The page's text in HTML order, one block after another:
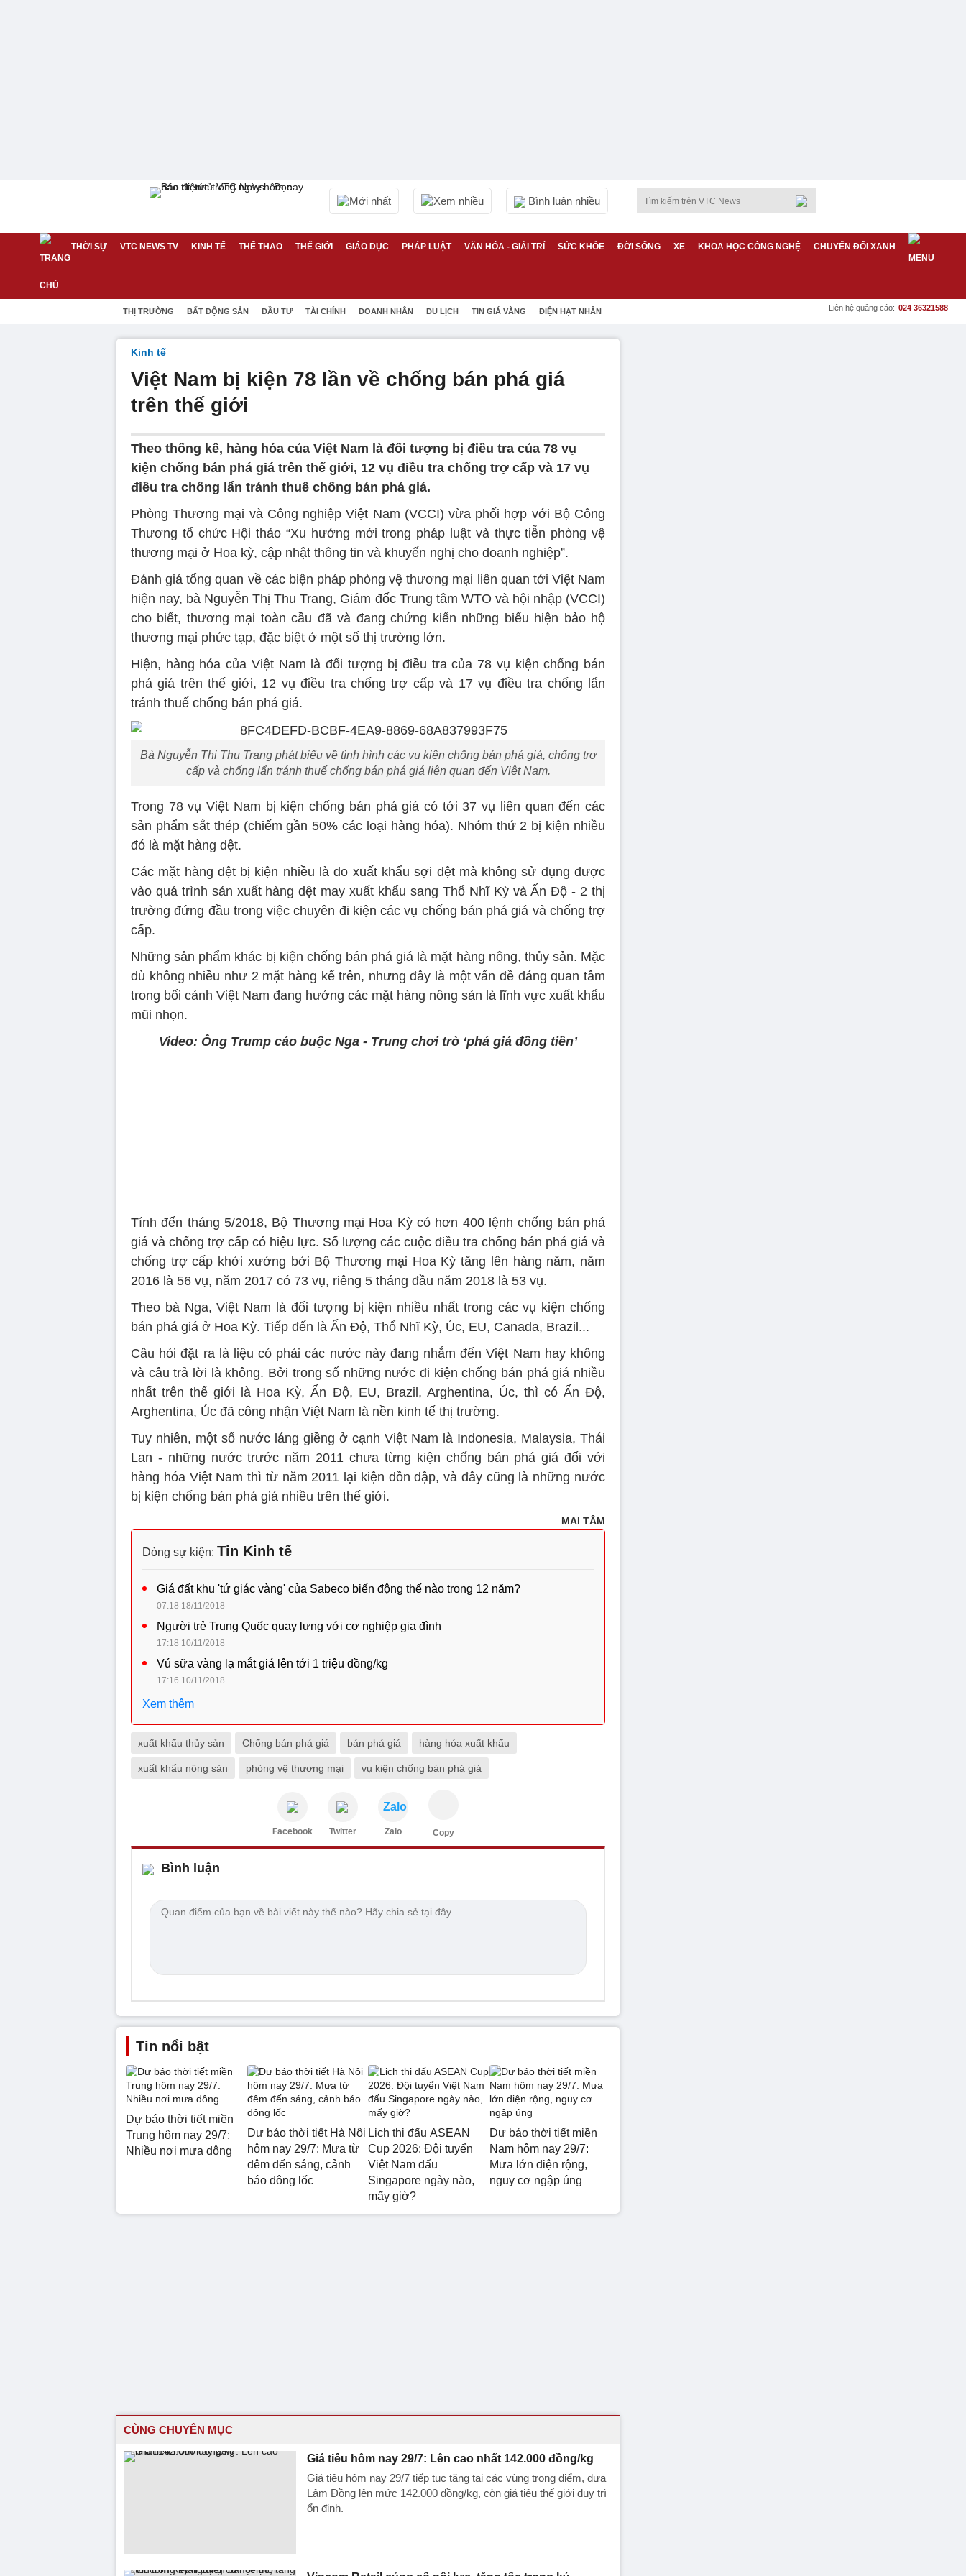
Mới nhất Xem nhiều Bình luận nhiều
THỜI SỰ VTC NEWS TV KINH TẾ THỂ THAO THẾ GIỚI GIÁO DỤC PHÁP LUẬT VĂN HÓA - GIẢI TRÍ SỨC KHỎE ĐỜI SỐNG XE KHOA HỌC CÔNG NGHỆ CHUYỂN ĐỔI XANH
THỊ TRƯỜNG BẤT ĐỘNG SẢN ĐẦU TƯ TÀI CHÍNH DOANH NHÂN DU LỊCH TIN GIÁ VÀNG ĐIỆN HẠT NHÂN Liên hệ quảng cáo: 024 36321588
Kinh tế
Việt Nam bị kiện 78 lần về chống bán phá giá
trên thế giới
Theo thống kê, hàng hóa của Việt Nam là đối tượng bị điều tra của 78 vụ
kiện chống bán phá giá trên thế giới, 12 vụ điều tra chống trợ cấp và 17 vụ
điều tra chống lẩn tránh thuế chống bán phá giá.
Phòng Thương mại và Công nghiệp Việt Nam (VCCI) vừa phối hợp với Bộ Công
Thương tổ chức Hội thảo “Xu hướng mới trong pháp luật và thực tiễn phòng vệ
thương mại ở Hoa kỳ, cập nhật thông tin và khuyến nghị cho doanh nghiệp”.
Đánh giá tổng quan về các biện pháp phòng vệ thương mại liên quan tới Việt Nam
hiện nay, bà Nguyễn Thị Thu Trang, Giám đốc Trung tâm WTO và hội nhập (VCCI)
cho biết, thương mại toàn cầu đã và đang chứng kiến những biểu hiện bảo hộ
thương mại phức tạp, đặc biệt ở một số thị trường lớn.
Hiện, hàng hóa của Việt Nam là đối tượng bị điều tra của 78 vụ kiện chống bán
phá giá trên thế giới, 12 vụ điều tra chống trợ cấp và 17 vụ điều tra chống lẩn
tránh thuế chống bán phá giá.
Bà Nguyễn Thị Thu Trang phát biểu về tình hình các vụ kiện chống bán phá giá, chống trợ
cấp và chống lẩn tránh thuế chống bán phá giá liên quan đến Việt Nam.
Trong 78 vụ Việt Nam bị kiện chống bán phá giá có tới 37 vụ liên quan đến các
sản phẩm sắt thép (chiếm gần 50% các loại hàng hóa). Nhóm thứ 2 bị kiện nhiều
đó là mặt hàng dệt.
Các mặt hàng dệt bị kiện nhiều là do xuất khẩu sợi dệt mà không sử dụng được
vào quá trình sản xuất hàng dệt may xuất khẩu sang Thổ Nhĩ Kỳ và Ấn Độ - 2 thị
trường đứng đầu trong việc chuyên đi kiện các vụ chống bán phá giá và chống trợ
cấp.
Những sản phẩm khác bị kiện chống bán phá giá là mặt hàng nông, thủy sản. Mặc
dù không nhiều như 2 mặt hàng kể trên, nhưng đây là một vấn đề đáng quan tâm
trong bối cảnh Việt Nam đang hướng các mặt hàng nông sản là lĩnh vực xuất khẩu
mũi nhọn.
Video: Ông Trump cáo buộc Nga - Trung chơi trò ‘phá giá đồng tiền’
Tính đến tháng 5/2018, Bộ Thương mại Hoa Kỳ có hơn 400 lệnh chống bán phá
giá và chống trợ cấp có hiệu lực. Số lượng các cuộc điều tra chống bán phá giá và
chống trợ cấp khởi xướng bởi Bộ Thương mại Hoa Kỳ tăng lên hàng năm, năm
2016 là 56 vụ, năm 2017 có 73 vụ, riêng 5 tháng đầu năm 2018 là 53 vụ.
Theo bà Nga, Việt Nam là đối tượng bị kiện nhiều nhất trong các vụ kiện chống
bán phá giá ở Hoa Kỳ. Tiếp đến là Ấn Độ, Thổ Nhĩ Kỳ, Úc, EU, Canada, Brazil...
Câu hỏi đặt ra là liệu có phải các nước này đang nhắm đến Việt Nam hay không
và câu trả lời là không. Bởi trong số những nước đi kiện chống bán phá giá nhiều
nhất trên thế giới là Hoa Kỳ, Ấn Độ, EU, Brazil, Arghentina, Úc, thì có Ấn Độ,
Arghentina, Úc đã công nhận Việt Nam là nền kinh tế thị trường.
Tuy nhiên, một số nước láng giềng ở cạnh Việt Nam là Indonesia, Malaysia, Thái
Lan - những nước trước năm 2011 chưa từng kiện chống bán phá giá đối với
hàng hóa Việt Nam thì từ năm 2011 lại kiện dồn dập, và đây cũng là những nước
bị kiện chống bán phá giá nhiều trên thế giới.
MAI TÂM
Dòng sự kiện: Tin Kinh tế
Giá đất khu 'tứ giác vàng' của Sabeco biến động thế nào trong 12 năm?
07:18 18/11/2018
Người trẻ Trung Quốc quay lưng với cơ nghiệp gia đình
17:18 10/11/2018
Vú sữa vàng lạ mắt giá lên tới 1 triệu đồng/kg
17:16 10/11/2018
Xem thêm
xuất khẩu thủy sản Chống bán phá giá bán phá giá hàng hóa xuất khẩu
xuất khẩu nông sản phòng vệ thương mại vụ kiện chống bán phá giá
Facebook Twitter
Zalo
Zalo Copy
Bình luận
Tin nổi bật
Dự báo thời tiết miền
Trung hôm nay 29/7:
Nhiều nơi mưa dông
Dự báo thời tiết Hà Nội
hôm nay 29/7: Mưa từ
đêm đến sáng, cảnh
báo dông lốc
Lịch thi đấu ASEAN
Cup 2026: Đội tuyển
Việt Nam đấu
Singapore ngày nào,
mấy giờ?
Dự báo thời tiết miền
Nam hôm nay 29/7:
Mưa lớn diện rộng,
nguy cơ ngập úng
CÙNG CHUYÊN MỤC
Giá tiêu hôm nay 29/7: Lên cao nhất 142.000 đồng/kg
Giá tiêu hôm nay 29/7 tiếp tục tăng tại các vùng trọng điểm, đưa
Lâm Đồng lên mức 142.000 đồng/kg, còn giá tiêu thế giới duy trì
ổn định.